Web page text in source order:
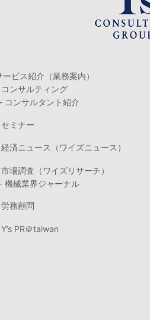
ービス紹介（業務案内）
コンサルティング
- コンサルタント紹介
セミナー
経済ニュース（ワイズニュース）
市場調査（ワイズリサーチ）
- 機械業界ジャーナル
労務顧問
Y’s PR＠taiwan